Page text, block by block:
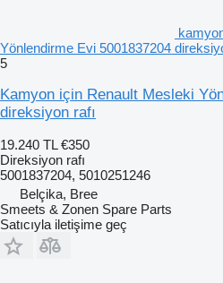
Yönlendirme Evi 5001837204
5
Kamyon için Renault Mesleki
direksiyon rafı
19.240 TL €350
Direksiyon rafı
5001837204, 5010251246
Belçika, Bree
Smeets & Zonen Spare Parts
Satıcıyla iletişime geç